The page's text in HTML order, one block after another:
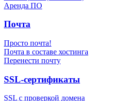
Аренда ПО
Почта
Просто почта!
Почта в составе хостинга
Перенести почту
SSL-сертификаты
SSL с проверкой домена